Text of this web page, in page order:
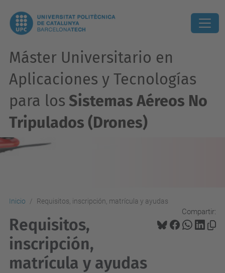
Máster Universitario en
Aplicaciones y Tecnologías
para los Sistemas Aéreos No
Tripulados (Drones)
Inicio Requisitos, inscripción, matrícula y ayudas
Compartir:
Requisitos,
inscripción,
matrícula y ayudas